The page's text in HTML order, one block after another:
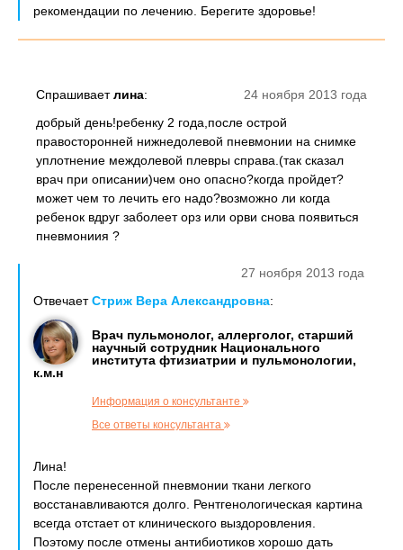
рекомендации по лечению. Берегите здоровье!
24 ноября 2013 года
Спрашиваетлина:
добрый день!ребенку 2 года,после острой
правосторонней нижнедолевой пневмонии на снимке
уплотнение междолевой плевры справа.(так сказал
врач при описании)чем оно опасно?когда пройдет?
может чем то лечить его надо?возможно ли когда
ребенок вдруг заболеет орз или орви снова появиться
пневмониия ?
27 ноября 2013 года
ОтвечаетСтриж Вера Александровна:
Врач пульмонолог, аллерголог, старший
научный сотрудник Национального
института фтизиатрии и пульмонологии,
к.м.н
Информация о консультанте
Все ответы консультанта
Лина!
После перенесенной пневмонии ткани легкого
восстанавливаются долго. Рентгенологическая картина
всегда отстает от клинического выздоровления.
Поэтому после отмены антибиотиков хорошо дать